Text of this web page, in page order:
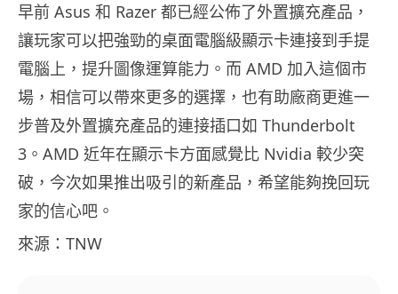
早前 Asus 和 Razer 都已經公佈了外置擴充產品，
讓玩家可以把強勁的桌面電腦級顯示卡連接到手提
電腦上，提升圖像運算能力。而 AMD 加入這個市
場，相信可以帶來更多的選擇，也有助廠商更進一
步普及外置擴充產品的連接插口如 Thunderbolt
3。AMD 近年在顯示卡方面感覺比 Nvidia 較少突
破，今次如果推出吸引的新產品，希望能夠挽回玩
家的信心吧。
來源：TNW